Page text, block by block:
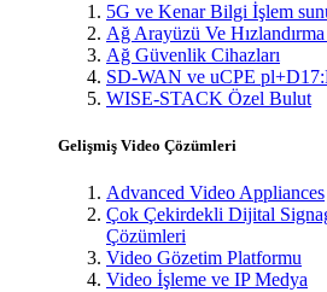
5G ve Kenar Bilgi İşlem
Ağ Arayüzü Ve
Ağ Güvenlik Cihazları
SD-WAN ve uCPE
WISE-STACK Özel Bulut
Gelişmiş Video Çözümleri
Advanced Video Appliances
Çok Çekirdekli Dijital
Çözümleri
Video Gözetim Platformu
Video İşleme ve IP Medya